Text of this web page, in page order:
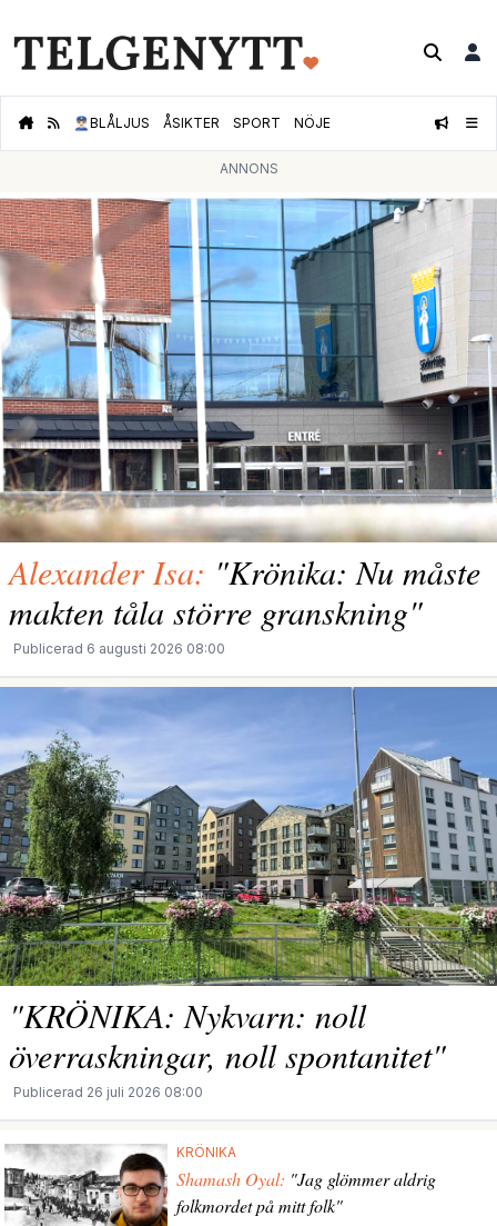
👮🏻‍♂️BLÅLJUS ÅSIKTER SPORT NÖJE
ANNONS
Alexander Isa: "Krönika: Nu måste
makten tåla större granskning"
Publicerad 6 augusti 2026 08:00
"KRÖNIKA: Nykvarn: noll
överraskningar, noll spontanitet"
Publicerad 26 juli 2026 08:00
KRÖNIKA
Shamash Oyal: "Jag glömmer aldrig
folkmordet på mitt folk"